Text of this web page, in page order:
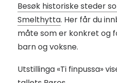
Besøk historiske steder
Smelthytta. Her får du
måte som er konkret og
barn og voksne.
Utstillinga «Ti finpussa»